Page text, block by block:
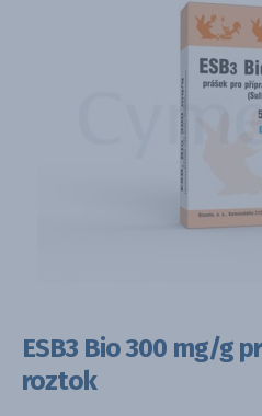
ESB3 Bio 300 mg/g
roztok